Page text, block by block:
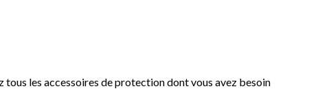
tous les accessoires de protection dont vous avez besoin